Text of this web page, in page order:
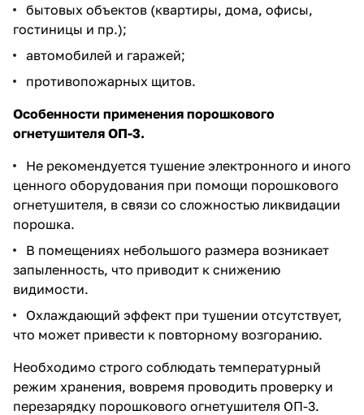
бытовых объектов (квартиры, дома, офисы,
гостиницы и пр.);
автомобилей и гаражей;
противопожарных щитов.
Особенности применения порошкового
огнетушителя ОП-3.
Не рекомендуется тушение электронного и иного
ценного оборудования при помощи порошкового
огнетушителя, в связи со сложностью ликвидации
порошка.
В помещениях небольшого размера возникает
запыленность, что приводит к снижению
видимости.
Охлаждающий эффект при тушении отсутствует,
что может привести к повторному возгоранию.
Необходимо строго соблюдать температурный
режим хранения, вовремя проводить проверку и
перезарядку порошкового огнетушителя ОП-3.